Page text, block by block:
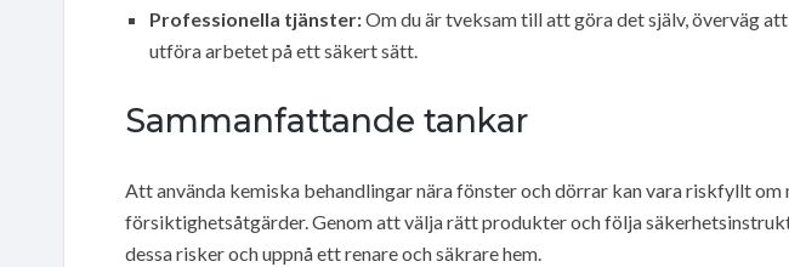
Professionella tjänster:Om du är tveksam till att göra det själv, överväg
utföra arbetet på ett säkert sätt.
Sammanfattande tankar
Att använda kemiska behandlingar nära fönster och dörrar kan vara riskfyllt
försiktighetsåtgärder. Genom att välja rätt produkter och följa
dessa risker och uppnå ett renare och säkrare hem.